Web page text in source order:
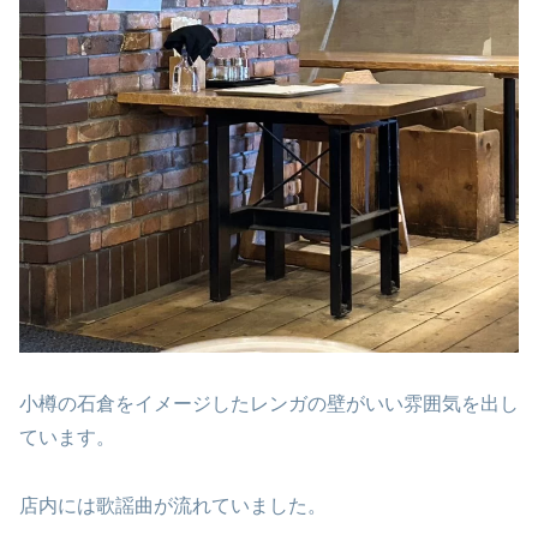
小樽の石倉をイメージしたレンガの壁がいい雰囲気を出し
ています。
店内には歌謡曲が流れていました。